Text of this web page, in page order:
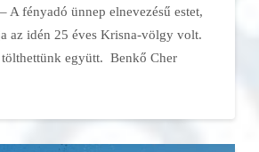
A fényadó ünnep elnevezésű estet,
az idén 25 éves Krisna-völgy volt.
együtt. Benkő Cher